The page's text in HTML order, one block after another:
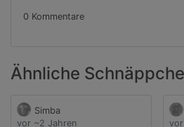
0 Kommentare
Ähnliche
Simba
vor ~2 Jahren